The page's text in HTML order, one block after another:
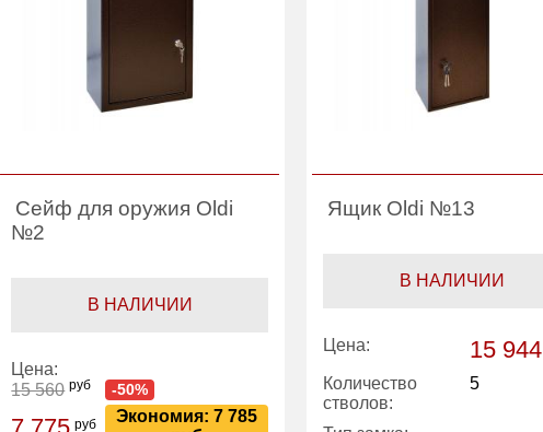
Сейф для оружия Oldi
№2
В НАЛИЧИИ
Цена:
15 560 руб
руб
-50%
Экономия: 7 785
Ящик Oldi №13
В НАЛИЧИИ
Цена: 15 944
Количество
стволов:
5